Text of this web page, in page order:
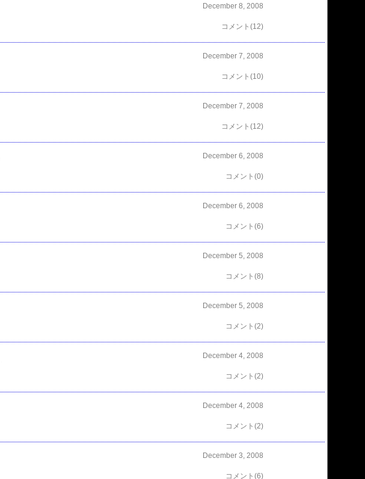
December 8, 2008
コメント(12)
December 7, 2008
コメント(10)
December 7, 2008
コメント(12)
December 6, 2008
コメント(0)
December 6, 2008
コメント(6)
December 5, 2008
コメント(8)
December 5, 2008
コメント(2)
December 4, 2008
コメント(2)
December 4, 2008
コメント(2)
December 3, 2008
コメント(6)